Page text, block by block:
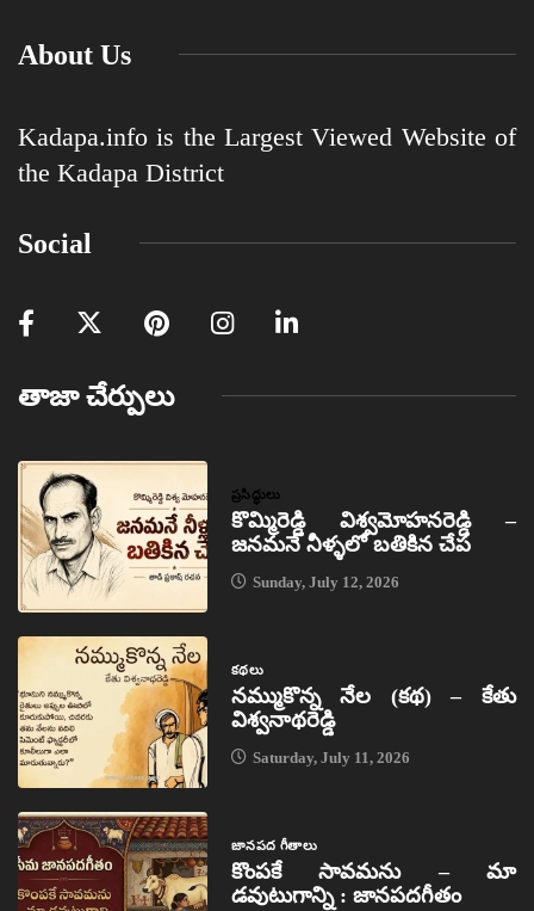
About Us
Kadapa.info is the Largest Viewed Website of
the Kadapa District
Social
తాజా చేర్పులు
ప్రసిద్ధులు
కొమ్మిరెడ్డి విశ్వమోహనరెడ్డి –
జనమనే నీళ్ళలో బతికిన చేప
Sunday, July 12, 2026
కథలు
నమ్ముకొన్న నేల (కథ) – కేతు
విశ్వనాథరెడ్డి
Saturday, July 11, 2026
జానపద గీతాలు
కొంపకే సావమను – మా
డవుటుగాన్ని : జానపదగీతం